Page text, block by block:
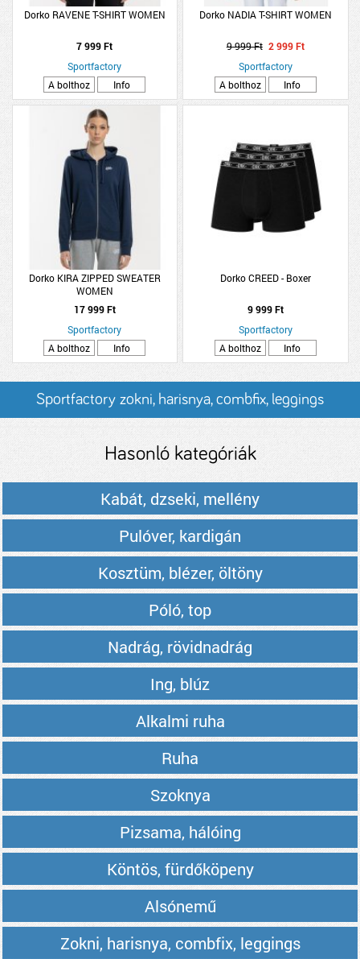
Dorko RAVENE T-SHIRT WOMEN
7 999 Ft
Sportfactory
A bolthoz
Info
Dorko NADIA T-SHIRT WOMEN
9 999 Ft 2 999 Ft
Sportfactory
A bolthoz
Info
Dorko KIRA ZIPPED SWEATER
WOMEN
17 999 Ft
Sportfactory
A bolthoz
Info
Dorko CREED - Boxer
9 999 Ft
Sportfactory
A bolthoz
Info
Sportfactory zokni, harisnya, combfix, leggings
Hasonló kategóriák
Kabát, dzseki, mellény
Pulóver, kardigán
Kosztüm, blézer, öltöny
Póló, top
Nadrág, rövidnadrág
Ing, blúz
Alkalmi ruha
Ruha
Szoknya
Pizsama, hálóing
Köntös, fürdőköpeny
Alsónemű
Zokni, harisnya, combfix, leggings